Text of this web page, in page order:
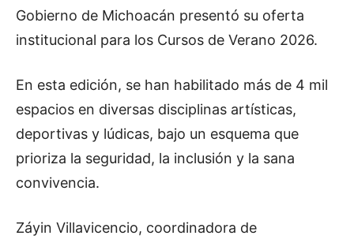
Gobierno de Michoacán presentó su oferta
institucional para los Cursos de Verano 2026.
En esta edición, se han habilitado más de 4 mil
espacios en diversas disciplinas artísticas,
deportivas y lúdicas, bajo un esquema que
prioriza la seguridad, la inclusión y la sana
convivencia.
Záyin Villavicencio, coordinadora de